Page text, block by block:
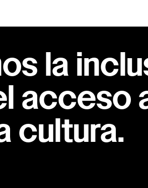
la
acceso
cultura.